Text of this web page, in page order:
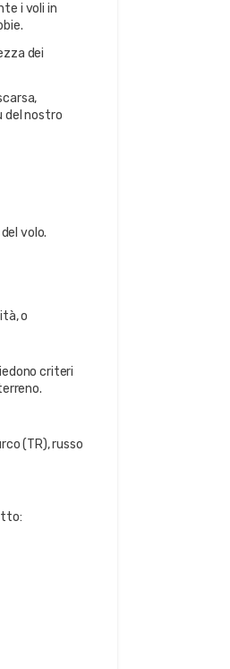
i voli in
dei
del nostro
volo.
o
criteri
(TR), russo